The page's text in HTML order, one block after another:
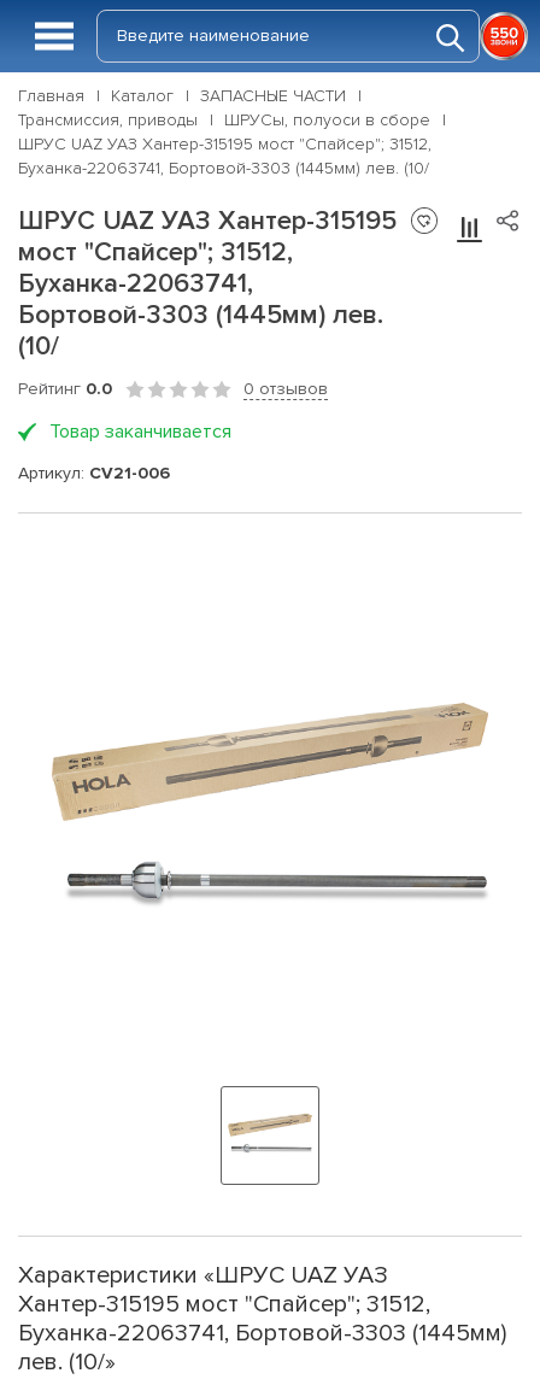
Главная Каталог
ЗАПАСНЫЕ ЧАСТИ
Трансмиссия, приводы
ШРУСы, полуоси в сборе
ШРУС UAZ УАЗ Хантер-315195 мост "Спайсер"; 31512,
Буханка-22063741, Бортовой-3303 (1445мм) лев. (10/
ШРУС UAZ УАЗ Хантер-315195
мост "Спайсер"; 31512,
Буханка-22063741,
Бортовой-3303 (1445мм) лев.
(10/
Рейтинг 0.0 0 отзывов
Товар заканчивается
Артикул: CV21-006
Характеристики «ШРУС UAZ УАЗ
Хантер-315195 мост "Спайсер"; 31512,
Буханка-22063741, Бортовой-3303 (1445мм)
лев. (10/»